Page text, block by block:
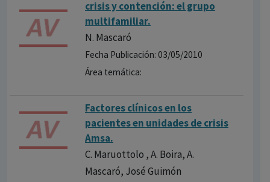
crisis y contención: el grupo
multifamiliar.
N. Mascaró
Fecha Publicación: 03/05/2010
Área temática:
Factores clínicos en los
pacientes en unidades de crisis
Amsa.
C. Maruottolo , A. Boira, A.
Mascaró, José Guimón